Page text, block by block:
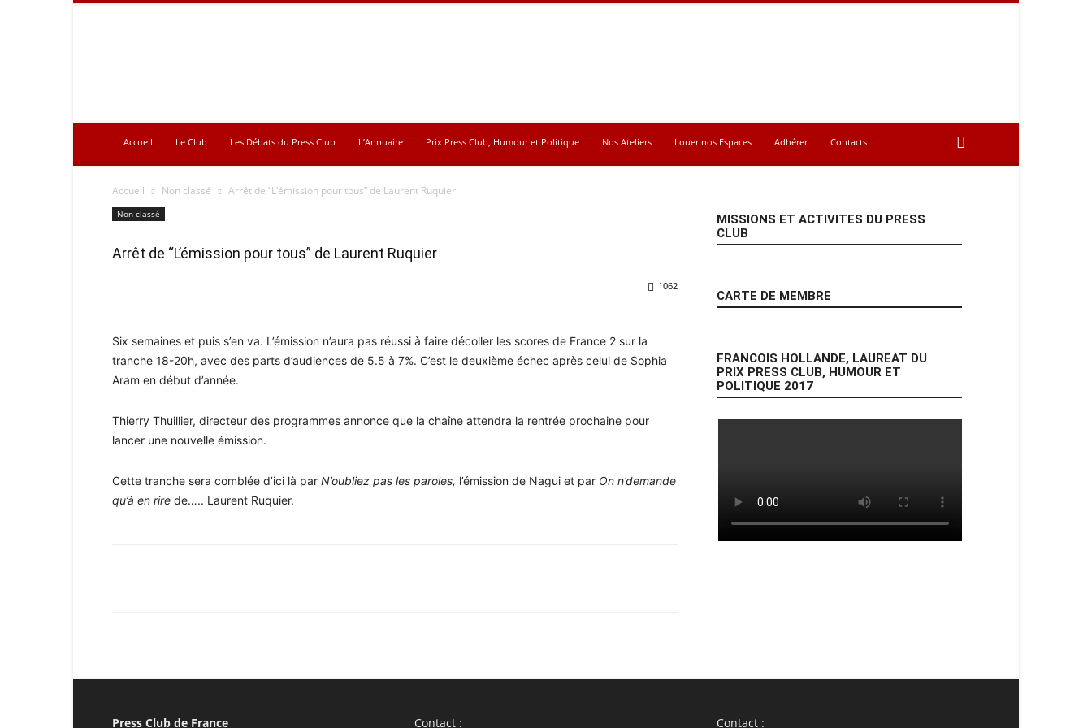
Accueil Le Club Les Débats du Press Club L’Annuaire Prix Press Club, Humour et Politique Nos Ateliers Louer nos Espaces Adhérer Contacts
Accueil Non classé Arrêt de “L’émission pour tous” de Laurent Ruquier
Non classé
Arrêt de “L’émission pour tous” de Laurent Ruquier
1062
Six semaines et puis s’en va. L’émission n’aura pas réussi à faire décoller les scores de France 2 sur la
tranche 18-20h, avec des parts d’audiences de 5.5 à 7%. C’est le deuxième échec après celui de Sophia
Aram en début d’année.
Thierry Thuillier, directeur des programmes annonce que la chaîne attendra la rentrée prochaine pour
lancer une nouvelle émission.
Cette tranche sera comblée d’ici là par N’oubliez pas les paroles, l’émission de Nagui et par On n’demande
qu’à en rire de….. Laurent Ruquier.
MISSIONS ET ACTIVITES DU PRESS
CLUB
CARTE DE MEMBRE
FRANCOIS HOLLANDE, LAUREAT DU
PRIX PRESS CLUB, HUMOUR ET
POLITIQUE 2017
Press Club de France Contact : Contact :